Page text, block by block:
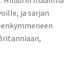
ja sarjan